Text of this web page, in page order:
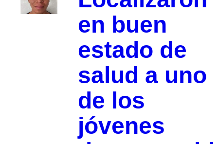
en buen
estado de
salud a uno
de los
jóvenes